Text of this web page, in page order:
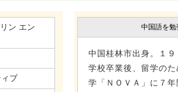
ン エン
ブ
中国語を勉
中国桂林市出身。１
学校卒業後、留学の
学「ＮＯＶＡ」に７